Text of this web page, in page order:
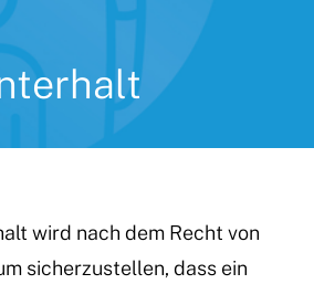
wird nach dem Recht von
sicherzustellen, dass ein